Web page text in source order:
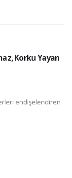
Korku Yayan
endişelendiren